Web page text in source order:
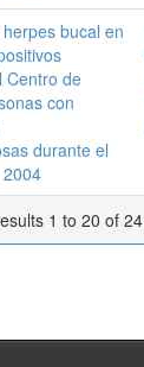
bucal en
Centro de
con
durante el
1 to 20 of 24